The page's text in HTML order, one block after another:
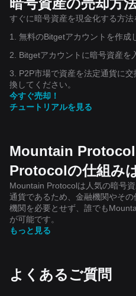
すぐに暗号資産を現金化する方法
1. 無料のBitgetアカウントを作成
2. Bitgetアカウントに暗号資産を
3. P2P市場で資産を法定通貨に
換してください。
今すぐ売却！
チュートリアルを見る
Mountain
Protocolの仕組み
Mountain Protocolは人気の暗号
通貨であるため、金融機関やそ
機関を必要とせず、誰でも
が可能です。
もっと見る
よくあるご質問